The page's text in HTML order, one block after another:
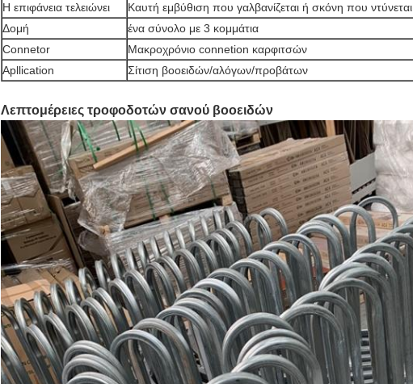
Η επιφάνεια τελειώνει
Καυτή εμβύθιση που γαλβανίζεται ή σκόνη που ντύνεται
Δομή
ένα σύνολο με 3 κομμάτια
Connetor
Μακροχρόνιο connetion καρφιτσών
Apllication
Σίτιση βοοειδών/αλόγων/προβάτων
Λεπτομέρειες τροφοδοτών σανού βοοειδών